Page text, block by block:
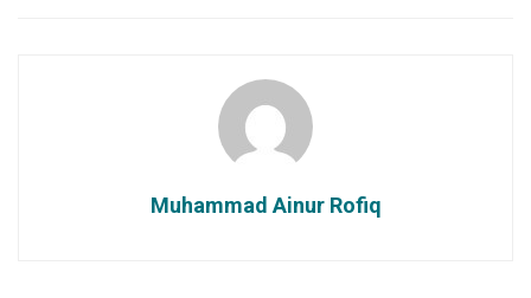
Muhammad Ainur Rofiq